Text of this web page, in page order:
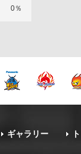
0％
ギャラリー